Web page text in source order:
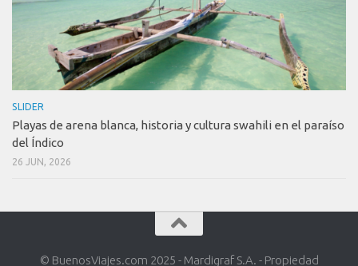
SLIDER
Playas de arena blanca, historia y cultura swahili en el paraíso
del Índico
26 JUN, 2026
© BuenosViajes.com 2025 - Mardigraf S.A. - Propiedad